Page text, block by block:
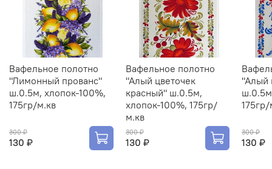
Вафельное полотно
"Лимонный прованс"
ш.0.5м, хлопок-100%,
175гр/м.кв
300 ₽
130 ₽
Вафельное полотно
"Алый цветочек
красный" ш.0.5м,
хлопок-100%, 175гр/
м.кв
300 ₽
130 ₽
"Алый
300 ₽
130 ₽